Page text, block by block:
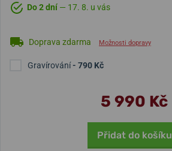
Do 2 dní — 17. 8. u vás
Doprava zdarma Možnosti dopravy
Gravírování- 790 Kč
5 990 Kč
Přidat do košíku